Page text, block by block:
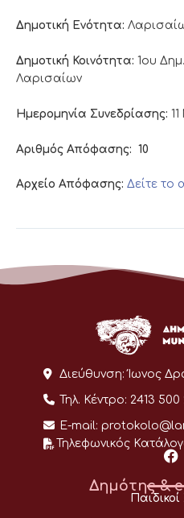
Δημοτική Ενότητα:
Δημοτική Κοινότητα: 1ου
Λαρισαίων
Ημερομηνία Συνεδρίασης:
Αριθμός Απόφασης: 10
Αρχείο Απόφασης: Δείτε το
Διεύθυνση: Ίωνος
Τηλ. Κέντρο: 2413 500
E-mail:
Τηλεφωνικός
Δημότης &